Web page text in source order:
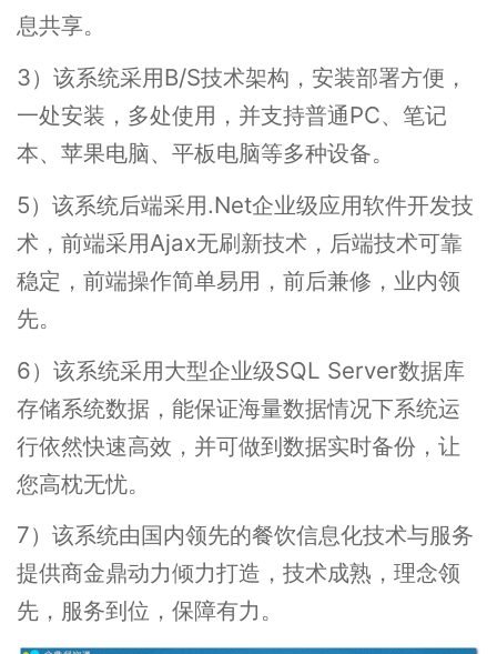
息共享。
3）该系统采用B/S技术架构，安装部署方便，
一处安装，多处使用，并支持普通PC、笔记
本、苹果电脑、平板电脑等多种设备。
5）该系统后端采用.Net企业级应用软件开发技
术，前端采用Ajax无刷新技术，后端技术可靠
稳定，前端操作简单易用，前后兼修，业内领
先。
6）该系统采用大型企业级SQL Server数据库
存储系统数据，能保证海量数据情况下系统运
行依然快速高效，并可做到数据实时备份，让
您高枕无忧。
7）该系统由国内领先的餐饮信息化技术与服务
提供商金鼎动力倾力打造，技术成熟，理念领
先，服务到位，保障有力。